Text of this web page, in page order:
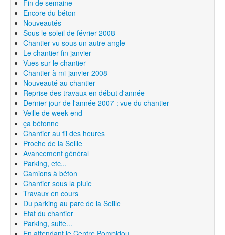
Fin de semaine
Encore du béton
Nouveautés
Sous le soleil de février 2008
Chantier vu sous un autre angle
Le chantier fin janvier
Vues sur le chantier
Chantier à mi-janvier 2008
Nouveauté au chantier
Reprise des travaux en début d'année
Dernier jour de l'année 2007 : vue du chantier
Veille de week-end
ça bétonne
Chantier au fil des heures
Proche de la Seille
Avancement général
Parking, etc...
Camions à béton
Chantier sous la pluie
Travaux en cours
Du parking au parc de la Seille
Etat du chantier
Parking, suite...